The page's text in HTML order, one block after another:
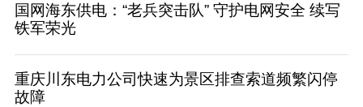
国网海东供电：“老兵突击队” 守护电网安全 续写
铁军荣光
重庆川东电力公司快速为景区排查索道频繁闪停
故障